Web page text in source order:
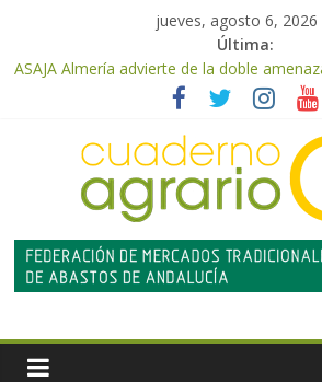
jueves, agosto 6, 2026
Última:
ASAJA Almería advierte de la doble
cítricos: la clorosis y la caída de los precios
ASAJA Almería: las primeras recolecciones
confirman una cosecha desigual marcada
meteorológicas y la incertidumbre en los
El Ministerio de Agricultura, Pesca y
pago de 85 millones adicionales de ayudas
remanentes disponibles
VÍDEO: Promoción y difusión de los
origen cooperativo en escuelas de hostelería
oliva para la próxima campaña